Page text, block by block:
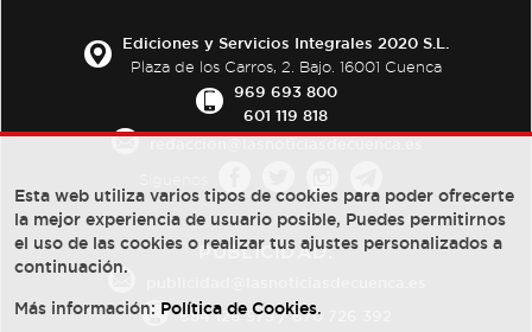
Ediciones y Servicios Integrales 2020 S.L.
Plaza de los Carros, 2. Bajo. 16001 Cuenca
969 693 800
601 119 818
PUBLICIDAD:
684 126 573/670 726 392
Esta web utiliza varios tipos de cookies para poder ofrecerte
la mejor experiencia de usuario posible, Puedes permitirnos
el uso de las cookies o realizar tus ajustes personalizados a
continuación.
Más información: Política de Cookies.